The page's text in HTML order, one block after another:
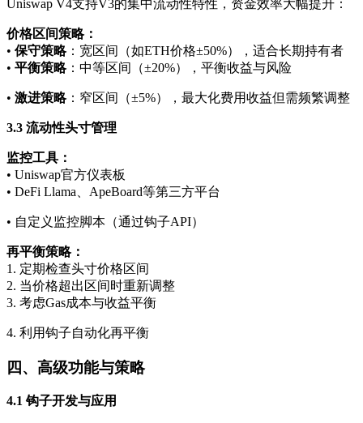
Uniswap V4支持V3的集中流动性特性，资金效率大幅提升：
价格区间策略：
• 保守策略：宽区间（如ETH价格±50%），适合长期持有者
• 平衡策略：中等区间（±20%），平衡收益与风险
• 激进策略：窄区间（±5%），最大化费用收益但需频繁调整
3.3 流动性头寸管理
监控工具：
• Uniswap官方仪表板
• DeFi Llama、ApeBoard等第三方平台
• 自定义监控脚本（通过钩子API）
再平衡策略：
1. 定期检查头寸价格区间
2. 当价格超出区间时重新调整
3. 考虑Gas成本与收益平衡
4. 利用钩子自动化再平衡
四、高级功能与策略
4.1 钩子开发与应用